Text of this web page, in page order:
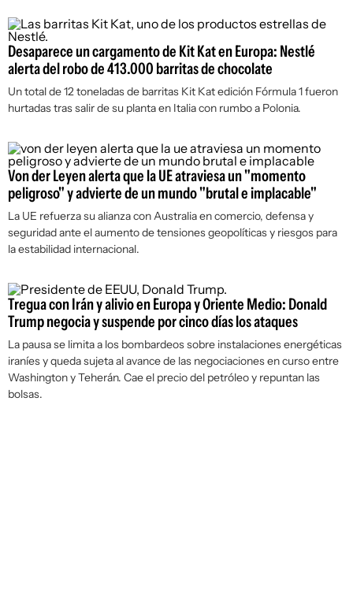
Desaparece un cargamento de Kit Kat en Europa: Nestlé
alerta del robo de 413.000 barritas de chocolate
Un total de 12 toneladas de barritas Kit Kat edición Fórmula 1 fueron
hurtadas tras salir de su planta en Italia con rumbo a Polonia.
Von der Leyen alerta que la UE atraviesa un "momento
peligroso" y advierte de un mundo "brutal e implacable"
La UE refuerza su alianza con Australia en comercio, defensa y
seguridad ante el aumento de tensiones geopolíticas y riesgos para
la estabilidad internacional.
Tregua con Irán y alivio en Europa y Oriente Medio: Donald
Trump negocia y suspende por cinco días los ataques
La pausa se limita a los bombardeos sobre instalaciones energéticas
iraníes y queda sujeta al avance de las negociaciones en curso entre
Washington y Teherán. Cae el precio del petróleo y repuntan las
bolsas.